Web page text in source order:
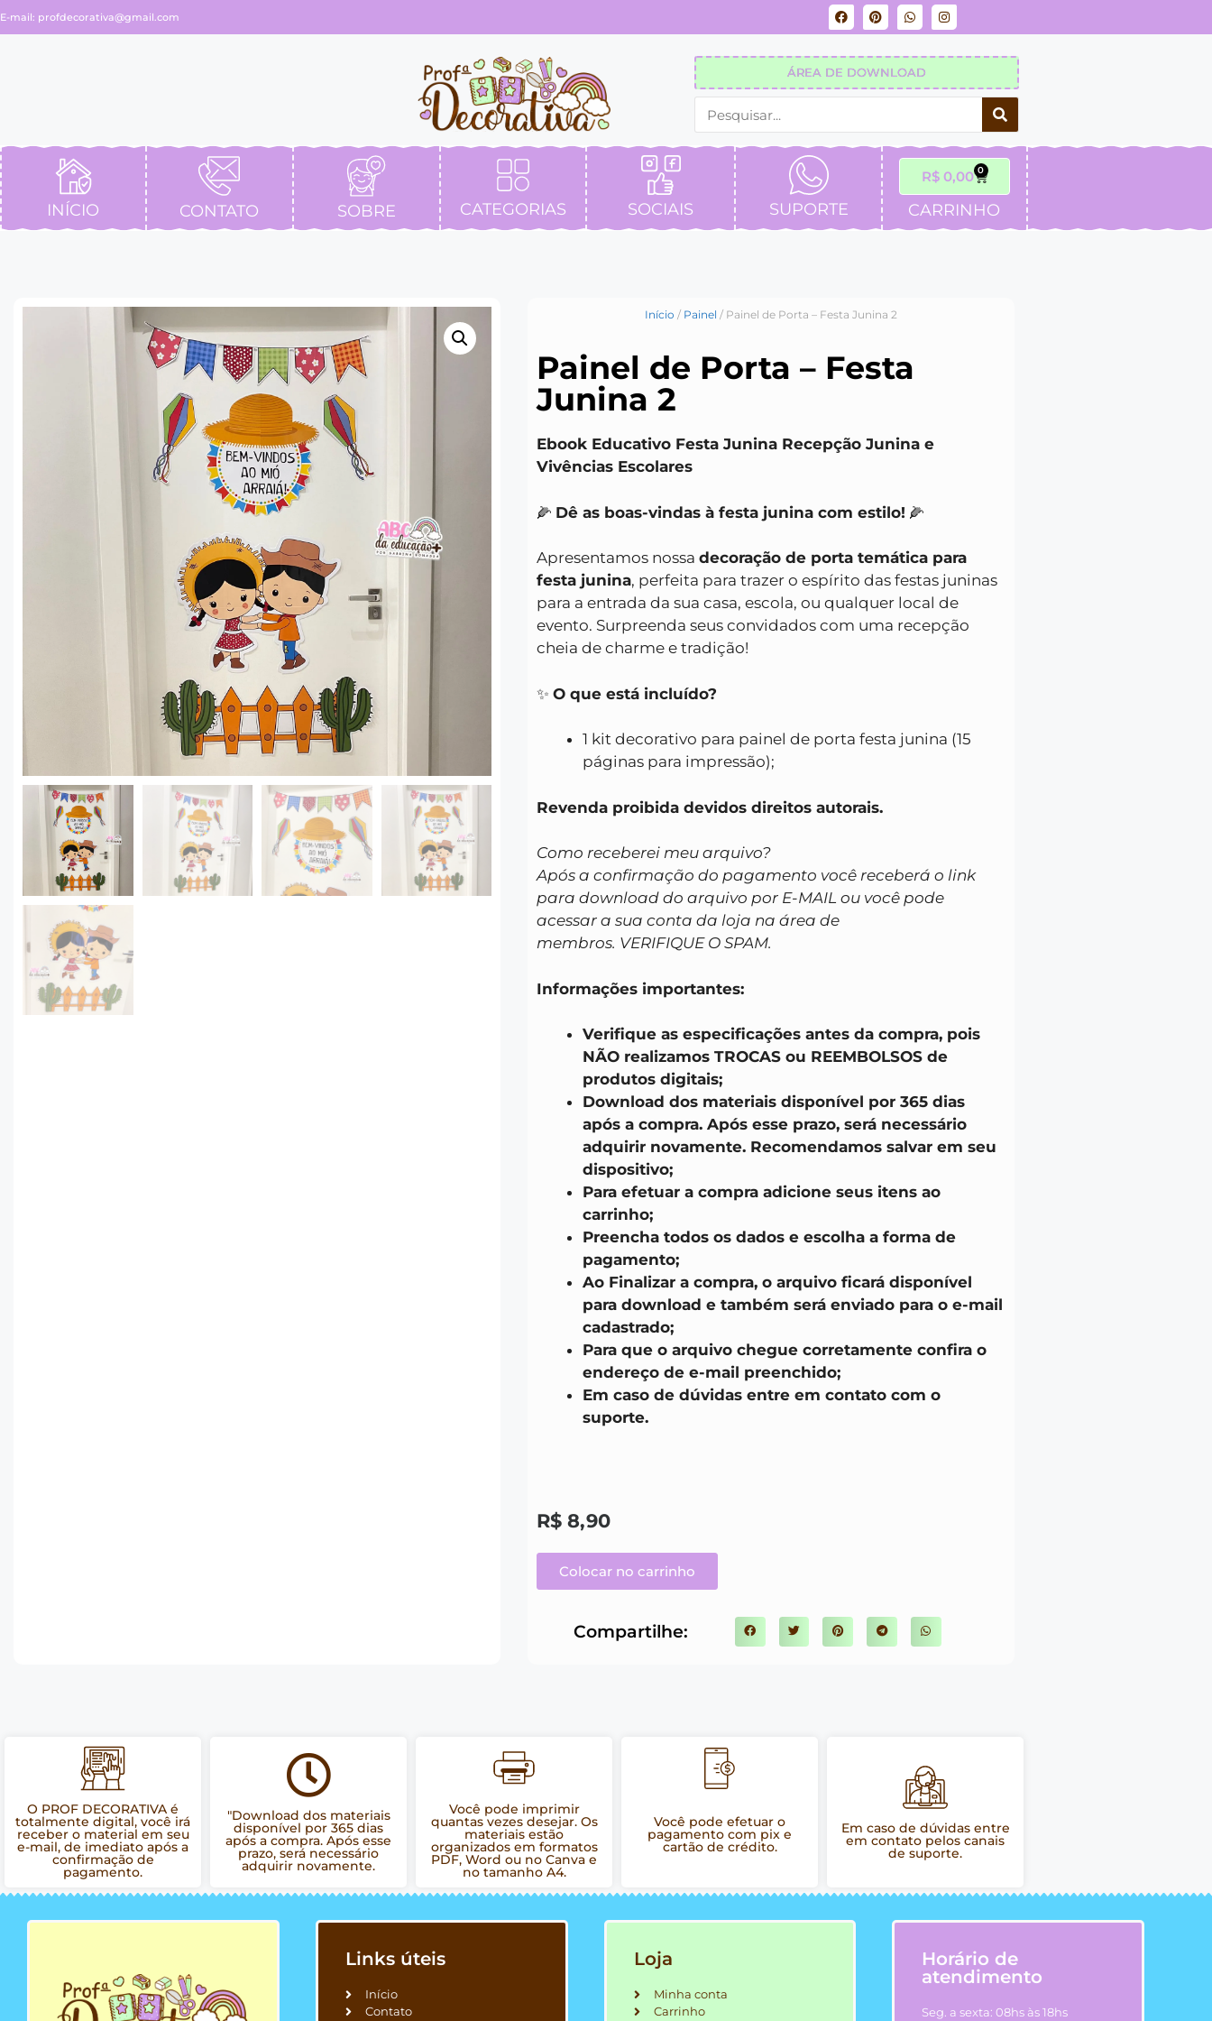
E-mail: profdecorativa@gmail.com
ÁREA DE DOWNLOAD
INÍCIO CONTATO SOBRE CATEGORIAS SOCIAIS SUPORTE
R$0,00 0
CARRINHO
Início / Painel / Painel de Porta – Festa Junina 2
Painel de Porta – Festa
Junina 2
Ebook Educativo Festa Junina Recepção Junina e
Vivências Escolares
🌽 Dê as boas-vindas à festa junina com estilo! 🌽
Apresentamos nossa decoração de porta temática para
festa junina, perfeita para trazer o espírito das festas juninas
para a entrada da sua casa, escola, ou qualquer local de
evento. Surpreenda seus convidados com uma recepção
cheia de charme e tradição!
✨ O que está incluído?
1 kit decorativo para painel de porta festa junina (15
páginas para impressão);
Revenda proibida devidos direitos autorais.
Como receberei meu arquivo?
Após a confirmação do pagamento você receberá o link
para download do arquivo por E-MAIL ou você pode
acessar a sua conta da loja na área de
membros. VERIFIQUE O SPAM.
Informações importantes:
Verifique as especificações antes da compra, pois
NÃO realizamos TROCAS ou REEMBOLSOS de
produtos digitais;
Download dos materiais disponível por 365 dias
após a compra. Após esse prazo, será necessário
adquirir novamente. Recomendamos salvar em seu
dispositivo;
Para efetuar a compra adicione seus itens ao
carrinho;
Preencha todos os dados e escolha a forma de
pagamento;
Ao Finalizar a compra, o arquivo ficará disponível
para download e também será enviado para o e-mail
cadastrado;
Para que o arquivo chegue corretamente confira o
endereço de e-mail preenchido;
Em caso de dúvidas entre em contato com o
suporte.
R$ 8,90
Colocar no carrinho
Compartilhe:
O PROF DECORATIVA é
totalmente digital, você irá
receber o material em seu
e-mail, de imediato após a
confirmação de
pagamento.
"Download dos materiais
disponível por 365 dias
após a compra. Após esse
prazo, será necessário
adquirir novamente.
Você pode imprimir
quantas vezes desejar. Os
materiais estão
organizados em formatos
PDF, Word ou no Canva e
no tamanho A4.
Você pode efetuar o
pagamento com pix e
cartão de crédito.
Em caso de dúvidas entre
em contato pelos canais
de suporte.
Links úteis
Início
Contato
Loja
Minha conta
Carrinho
Horário de
atendimento
Seg. a sexta: 08hs às 18hs